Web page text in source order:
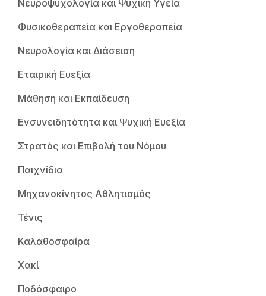
Νευροψυχολογία και Ψυχική Υγεία
Φυσικοθεραπεία και Εργοθεραπεία
Νευρολογία και Διάσειση
Εταιρική Ευεξία
Μάθηση και Εκπαίδευση
Ενσυνειδητότητα και Ψυχική Ευεξία
Στρατός και Επιβολή του Νόμου
Παιχνίδια
Μηχανοκίνητος Αθλητισμός
Τένις
Καλαθοσφαίρα
Χακί
Ποδόσφαιρο